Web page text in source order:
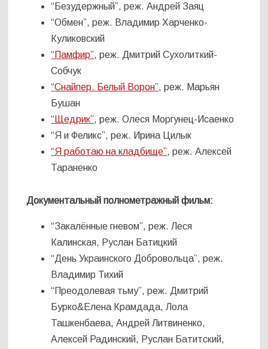
“Безудержный”, реж. Андрей Заяц
“Обмен”, реж. Владимир Харченко-
Куликовский
“Памфир”, реж. Дмитрий Сухолиткий-
Собчук
“Снайпер. Белый Ворон”, реж. Марьян
Бушан
“Щедрик”, реж. Олеся Моргунец-Исаенко
“Я и Феликс”, реж. Ирина Цилык
“Я работаю на кладбище”, реж. Алексей
Тараненко
Документальный полнометражный фильм:
“Закалённые гневом”, реж. Леся
Калинская, Руслан Батицкий
“День Украинского Добровольца”, реж.
Владимир Тихий
“Преодолевая тьму”, реж. Дмитрий
Бурко&Елена Крамдада, Лола
Ташкенбаева, Андрей Литвиненко,
Алексей Радинский, Руслан Батитский,